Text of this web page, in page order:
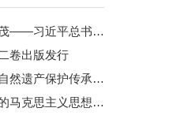
让中朝传统友谊之树更加根深叶茂——习近平总书记对朝鲜进行国事访问纪实
卷出版发行
在习近平文化思想引领下文化和自然遗产保护传承利用工作开创新局面
伟大征程丨延安整风：一次深刻的马克思主义思想教育运动